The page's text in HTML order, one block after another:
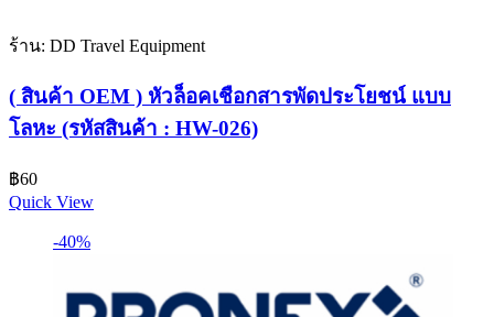
ร้าน: DD Travel Equipment
( สินค้า OEM ) หัวล็อคเชือกสารพัดประโยชน์ แบบ
โลหะ (รหัสสินค้า : HW-026)
฿60
Quick View
-40%